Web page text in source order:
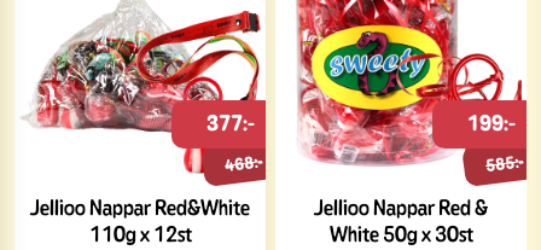
Jellioo Nappar Red&White
110g x 12st
468:-
377:-
Jellioo Nappar Red &
White 50g x 30st
585:-
199:-